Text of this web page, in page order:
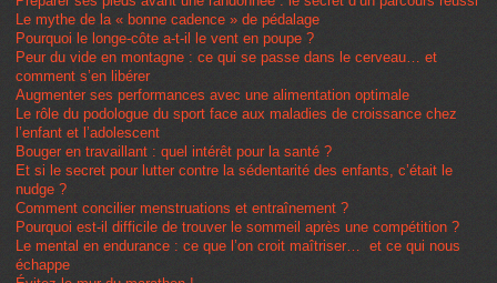
Le mythe de la « bonne cadence » de pédalage
Pourquoi le longe-côte a-t-il le vent en poupe ?
Peur du vide en montagne : ce qui se passe dans le cerveau… et
comment s’en libérer
Augmenter ses performances avec une alimentation optimale
Le rôle du podologue du sport face aux maladies de croissance chez
l’enfant et l’adolescent
Bouger en travaillant : quel intérêt pour la santé ?
Et si le secret pour lutter contre la sédentarité des enfants, c’était le
nudge ?
Comment concilier menstruations et entraînement ?
Pourquoi est-il difficile de trouver le sommeil après une compétition ?
Le mental en endurance : ce que l’on croit maîtriser… et ce qui nous
échappe